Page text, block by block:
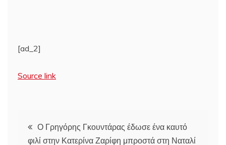
[ad_2]
Source link
Πλοήγηση
Ο Γρηγόρης Γκουντάρας έδωσε ένα καυτό
φιλί στην Κατερίνα Ζαρίφη μπροστά στη Ναταλί